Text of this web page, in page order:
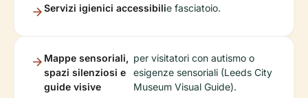
Servizi igienici accessibilie fasciatoio.
Mappe sensoriali,
spazi silenziosi e
guide visive
per visitatori con autismo o
esigenze sensoriali (Leeds City
Museum Visual Guide).